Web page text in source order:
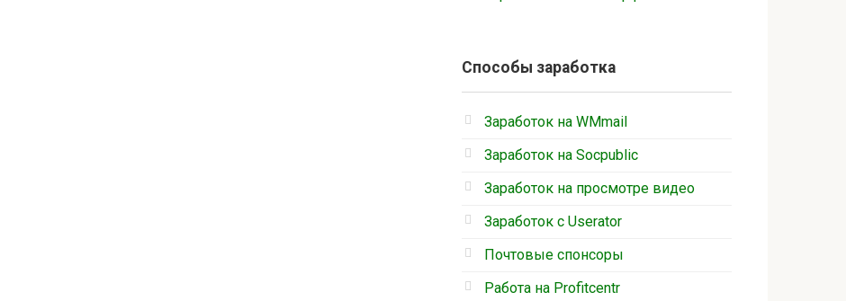
Способы заработка
Заработок на WMmail
Заработок на Socpublic
Заработок на просмотре видео
Заработок с Userator
Почтовые спонсоры
Работа на Profitcentr